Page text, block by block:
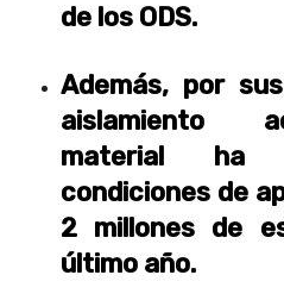
de los ODS.
Además, por
aislamiento
material ha
condiciones de
2 millones de
último año.